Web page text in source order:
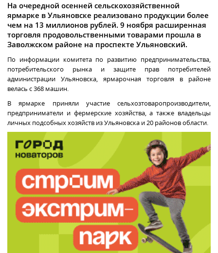
На очередной осенней сельскохозяйственной
ярмарке в Ульяновске реализовано продукции более
чем на 13 миллионов рублей. 9 ноября расширенная
торговля продовольственными товарами прошла в
Заволжском районе на проспекте Ульяновский.
По информации комитета по развитию предпринимательства,
потребительского рынка и защите прав потребителей
администрации Ульяновска, ярмарочная торговля в районе
велась с 368 машин.
В ярмарке приняли участие сельхозтоваропроизводители,
предприниматели и фермерские хозяйства, а также владельцы
личных подсобных хозяйств из Ульяновска и 20 районов области.